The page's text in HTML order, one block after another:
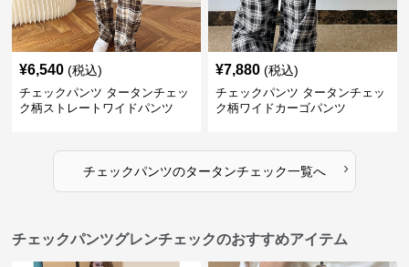
¥6,540 (税込)
チェックパンツ タータンチェッ
ク柄ストレートワイドパンツ
¥7,880 (税込)
チェックパンツ タータンチェッ
ク柄ワイドカーゴパンツ
チェックパンツのタータンチェック一覧へ ›
チェックパンツグレンチェックのおすすめアイテム